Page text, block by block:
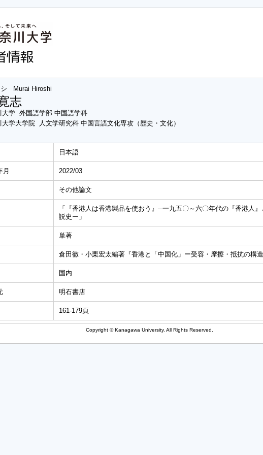
Murai Hiroshi
志
大学 外国語学部 中国語学科
大学大学院 人文学研究科 中国言語文化専攻（歴史・文化）
日本語
月 2022/03
その他論文
「『香港人は香港製品を使おう』─一九五〇～六〇年代の『香港人
説史ー」
単著
倉田徹・小栗宏太編著『香港と「中国化」ー受容・摩擦・抵抗の構
国内
明石書店
161-179頁
Copyright © Kanagawa University. All Rights Reserved.